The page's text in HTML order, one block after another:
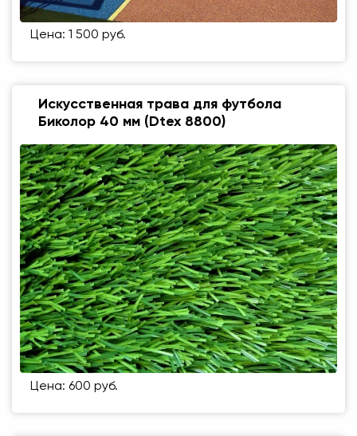
Цена: 1 500 руб.
Искусственная трава для футбола
Биколор 40 мм (Dtex 8800)
Цена: 600 руб.